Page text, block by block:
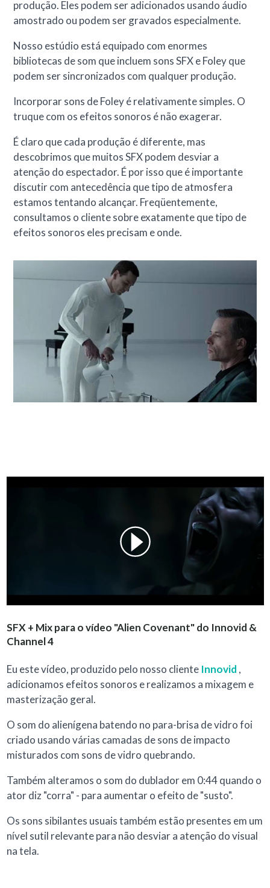
produção. Eles podem ser adicionados usando áudio
amostrado ou podem ser gravados especialmente.
Nosso estúdio está equipado com enormes
bibliotecas de som que incluem sons SFX e Foley que
podem ser sincronizados com qualquer produção.
Incorporar sons de Foley é relativamente simples. O
truque com os efeitos sonoros é não exagerar.
É claro que cada produção é diferente, mas
descobrimos que muitos SFX podem desviar a
atenção do espectador. É por isso que é importante
discutir com antecedência que tipo de atmosfera
estamos tentando alcançar. Freqüentemente,
consultamos o cliente sobre exatamente que tipo de
efeitos sonoros eles precisam e onde.
SFX + Mix para o vídeo "Alien Covenant" do Innovid &
Channel 4
Eu este vídeo, produzido pelo nosso cliente Innovid ,
adicionamos efeitos sonoros e realizamos a mixagem e
masterização geral.
O som do alienígena batendo no para-brisa de vidro foi
criado usando várias camadas de sons de impacto
misturados com sons de vidro quebrando.
Também alteramos o som do dublador em 0:44 quando o
ator diz "corra" - para aumentar o efeito de "susto".
Os sons sibilantes usuais também estão presentes em um
nível sutil relevante para não desviar a atenção do visual
na tela.